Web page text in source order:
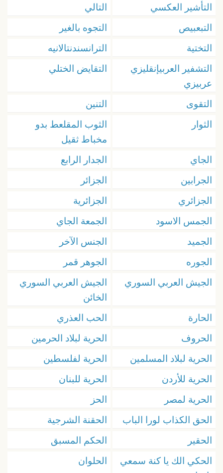
التأشير العكسي
التالي
التبعبيص
التجوه بالغير
التختية
الترانسندنتالانيه
التشفير العربيإنقليزي
عربيزي
التقايض الختلي
التقوى
التنين
الثوار
الثوب المقلعط بدو
مخباط ثقيل
الجاي
الجدار الرابع
الجرابين
الجزائر
الجزائري
الجزائرية
الجمس الاسود
الجمعة الجاي
الجميد
الجنس الآخر
الجوره
الجوهر قمر
الجيش العربي السوري
الجيش العربي السوري
الخائن
الحارة
الحب العذري
الحروف
الحرية لبلاد الحرمين
الحرية لبلاد المسلمين
الحرية لفلسطين
الحرية للأردن
الحرية للبنان
الحرية لمصر
الحز
الحق الكذاب لورا الباب
الحقنة الشرجية
الحقير
الحكم المسبق
الحكي الك يا كنة سمعي
الحلوان